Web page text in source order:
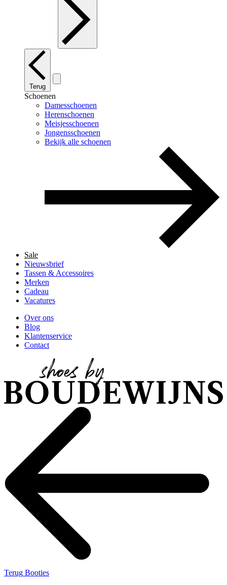
Terug
Schoenen
Damesschoenen
Herenschoenen
Meisjesschoenen
Jongensschoenen
Bekijk alle schoenen
Sale
Nieuwsbrief
Tassen & Accessoires
Merken
Cadeau
Vacatures
Over ons
Blog
Klantenservice
Contact
Terug Booties